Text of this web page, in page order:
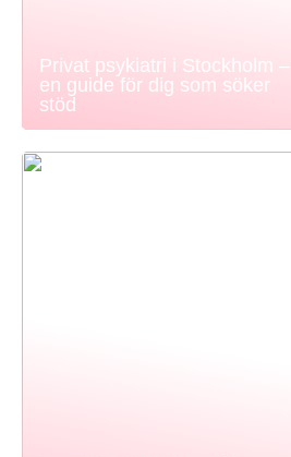
Privat psykiatri i Stockholm –
en guide för dig som söker
stöd